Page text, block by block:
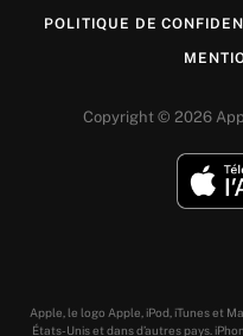
POLITIQUE DE
Copyright © 2026
Apple, le logo Apple, iPod, iTunes et
États-Unis et dans d’autres pays.